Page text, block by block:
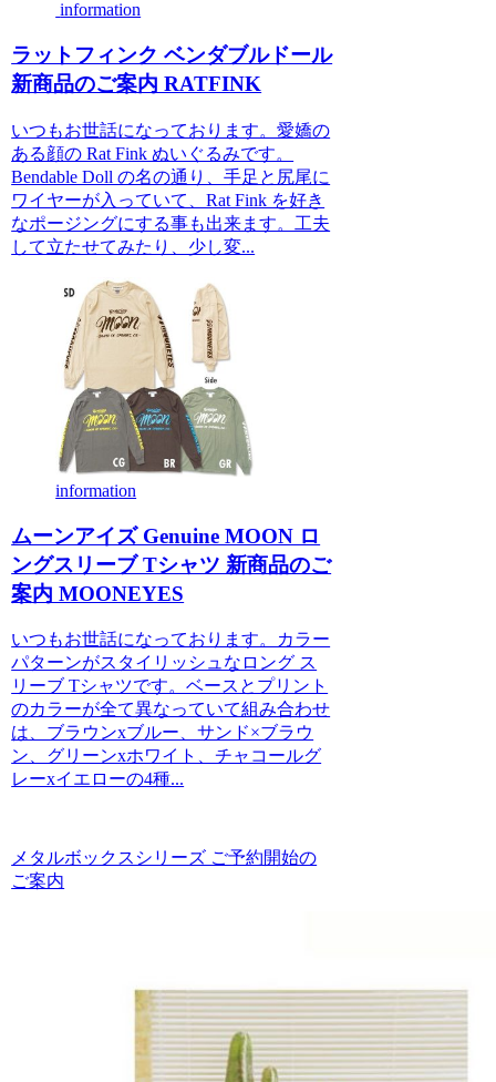
information
ラットフィンク ベンダブルドール
新商品のご案内 RATFINK
いつもお世話になっております。愛嬌の
ある顔の Rat Fink ぬいぐるみです。
Bendable Doll の名の通り、手足と尻尾に
ワイヤーが入っていて、Rat Fink を好き
なポージングにする事も出来ます。工夫
して立たせてみたり、少し変...
information
ムーンアイズ Genuine MOON ロ
ングスリーブ Tシャツ 新商品のご
案内 MOONEYES
いつもお世話になっております。カラー
パターンがスタイリッシュなロング ス
リーブ Tシャツです。ベースとプリント
のカラーが全て異なっていて組み合わせ
は、ブラウンxブルー、サンド×ブラウ
ン、グリーンxホワイト、チャコールグ
レーxイエローの4種...
メタルボックスシリーズ ご予約開始の
ご案内